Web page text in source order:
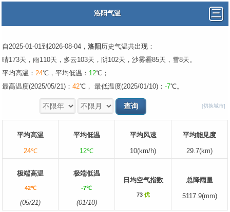
洛阳气温
自2025-01-01到2026-08-04， 洛阳 历史气温共出现：
晴173天，雨110天，多云103天，阴102天，沙雾霾85天，雪8天。
平均高温： 24℃，平均低温： 12℃；
最高温度(2025/05/21)： 42℃， 最低温度(2025/01/10)： -7℃。
[切换城市]
平均高温
24℃
平均低温
12℃
平均风速
10(km/h)
平均能见度
29.7(km)
极端高温
42℃
(05/21)
极端低温
-7℃
(01/10)
日均空气指数
73 优
总降雨量
5117.9(mm)